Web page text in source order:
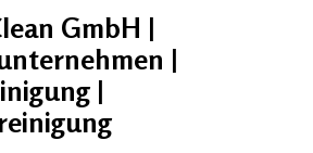
GmbH |
|
|